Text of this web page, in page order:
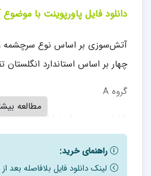
دانلود فایل پاورپوینت با
آتش‌سوزی بر اساس نوع سرچشمه
چهار بر اساس استاندارد انگلستان
گروه A
شامل حریق مواد خشک مانند چوب،
مشابه است
گروه B
مطالعه
راهنمای خرید:
لینک دانلود فایل بلافاصله